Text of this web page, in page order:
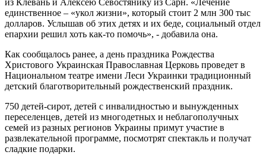
единственное – «укол жизни», который стоит 2 млн 300 тыс
долларов. Услышав об этих детях и их беде, социальный отдел
епархии решил хоть как-то помочь», - добавила она.
Как сообщалось ранее, а день праздника Рождества
Христового Украинская Православная Церковь проведет в
Национальном театре имени Леси Украинки традиционный
детский благотворительный рождественский праздник.
750 детей-сирот, детей с инвалидностью и вынужденных
переселенцев, детей из многодетных и неблагополучных
семей из разных регионов Украины примут участие в
развлекательной программе, посмотрят спектакль и получат
сладкие подарки.